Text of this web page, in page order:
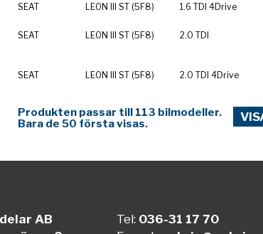
SEAT
LEON III ST (5F8) 1.6 TDI 4Drive
SEAT
LEON III ST (5F8) 2.0 TDI
SEAT LEON III ST (5F8) 2.0 TDI 4Drive
Produkten passar till 113 bilmodeller.
Bara de 50 första visas.
AB
Tel: 036-31 17 70